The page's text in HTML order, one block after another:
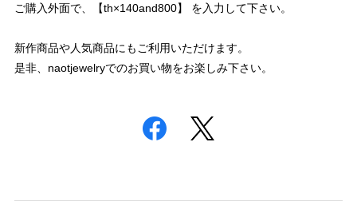
ご購入外面で、【th×140and800】 を入力して下さい。
新作商品や人気商品にもご利用いただけます。
是非、naotjewelryでのお買い物をお楽しみ下さい。